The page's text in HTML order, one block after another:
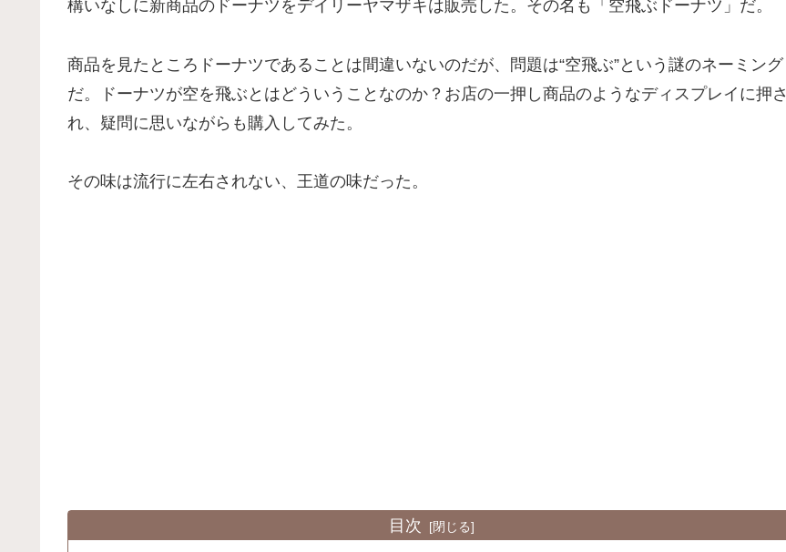
構いなしに新商品のドーナツをデイリーヤマザキは販売した。その名も「空飛ぶドーナツ」だ。
商品を見たところドーナツであることは間違いないのだが、問題は“空飛ぶ”という謎のネーミング
だ。ドーナツが空を飛ぶとはどういうことなのか？お店の一押し商品のようなディスプレイに押さ
れ、疑問に思いながらも購入してみた。
その味は流行に左右されない、王道の味だった。
目次